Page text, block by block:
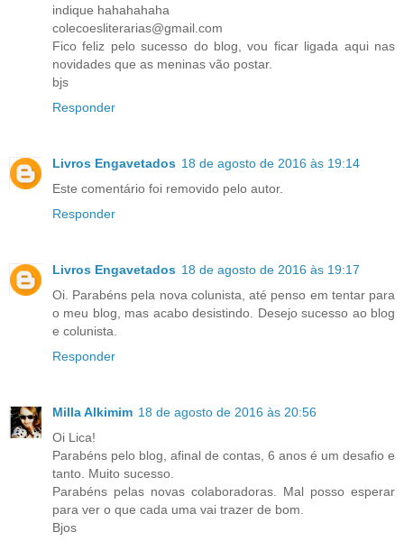
indique hahahahaha
colecoesliterarias@gmail.com
Fico feliz pelo sucesso do blog, vou ficar ligada aqui nas
novidades que as meninas vão postar.
bjs
Responder
Livros Engavetados 18 de agosto de 2016 às 19:14
Este comentário foi removido pelo autor.
Responder
Livros Engavetados 18 de agosto de 2016 às 19:17
Oi. Parabéns pela nova colunista, até penso em tentar para
o meu blog, mas acabo desistindo. Desejo sucesso ao blog
e colunista.
Responder
Milla Alkimim 18 de agosto de 2016 às 20:56
Oi Lica!
Parabéns pelo blog, afinal de contas, 6 anos é um desafio e
tanto. Muito sucesso.
Parabéns pelas novas colaboradoras. Mal posso esperar
para ver o que cada uma vai trazer de bom.
Bjos